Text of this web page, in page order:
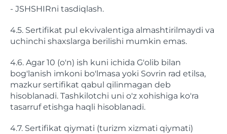
- JSHSHIRni tasdiqlash.
4.5. Sertifikat pul ekvivalentiga almashtirilmaydi va
uchinchi shaxslarga berilishi mumkin emas.
4.6. Agar 10 (o'n) ish kuni ichida G'olib bilan
bog'lanish imkoni bo'lmasa yoki Sovrin rad etilsa,
mazkur sertifikat qabul qilinmagan deb
hisoblanadi. Tashkilotchi uni o'z xohishiga ko'ra
tasarruf etishga haqli hisoblanadi.
4.7. Sertifikat qiymati (turizm xizmati qiymati)